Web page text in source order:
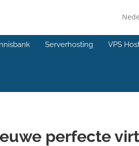
Serverhosting VPS
perfecte